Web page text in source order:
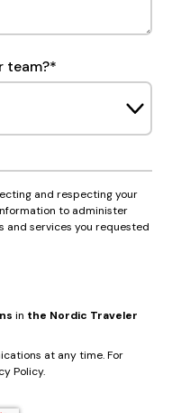
team?*
and respecting your
to administer
services you requested
in the Nordic Traveler
at any time. For
Policy.